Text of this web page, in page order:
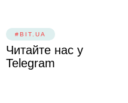
#BIT.UA
Читайте нас у
Telegram